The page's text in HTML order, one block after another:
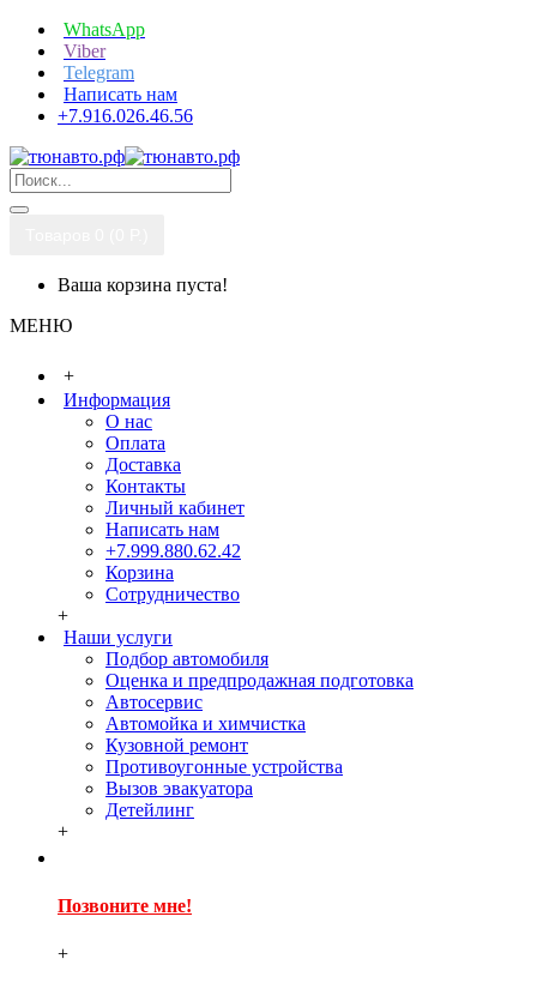
WhatsApp
Viber
Telegram
Написать нам
+7.916.026.46.56
Ваша корзина пуста!
МЕНЮ
+
Информация
О нас
Оплата
Доставка
Контакты
Личный кабинет
Написать нам
+7.999.880.62.42
Корзина
Сотрудничество
+
Наши услуги
Подбор автомобиля
Оценка и предпродажная подготовка
Автосервис
Автомойка и химчистка
Кузовной ремонт
Противоугонные устройства
Вызов эвакуатора
Детейлинг
+
Позвоните мне!
+